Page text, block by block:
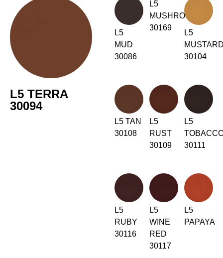
Finnland
(GR)
(GB)
Guinea (GN)
Hongkong(HK)
Indien
L5 TERRA
30094
L5
MUD
30086
L5
MUSHROOM
30169
L5
30104
L5 TAN
30108
L5
RUST
30109
L5
30111
L5
RUBY
30116
L5
WINE
RED
30117
L5
PAPAYA